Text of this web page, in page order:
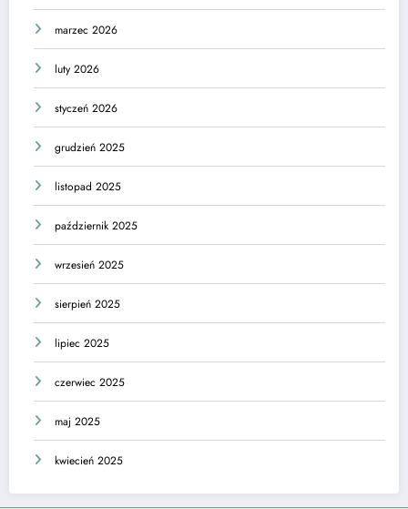
marzec 2026
luty 2026
styczeń 2026
grudzień 2025
listopad 2025
październik 2025
wrzesień 2025
sierpień 2025
lipiec 2025
czerwiec 2025
maj 2025
kwiecień 2025